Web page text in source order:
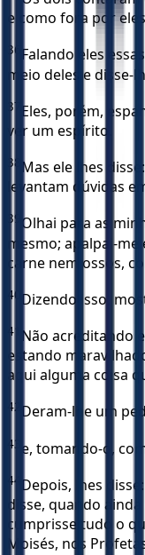
e como fora por
36 Falando eles
meio deles e disse-
37 Eles, porém,
ver um espírito.
38 Mas ele lhes
levantam dúvidas
39 Olhai para as
mesmo; apalpai-
carne nem ossos,
40 Dizendo isso,
41 Não acreditando
estando
aqui alguma coisa
42 Deram-lhe um
43 e, tomando-o,
44 Depois, lhes
disse, quando
cumprisse tudo o
Moisés, nos